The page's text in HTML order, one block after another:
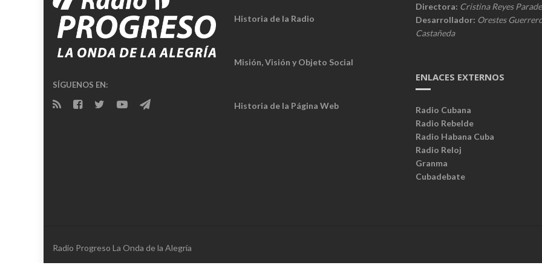
SÍGUENOS EN:
Historia de la Radio
Misión, Visión y Objeto Social
Historia de la Página Web
Directora: Cristina Reyes
Desarrollador: Orestes
Castañeda
ENLACES EXTERNOS
Radio Cubana
Radio Rebelde
Radio Habana Cuba
Radio Reloj
Granma
Cubadebate
Radio Progreso La Onda de la Alegría